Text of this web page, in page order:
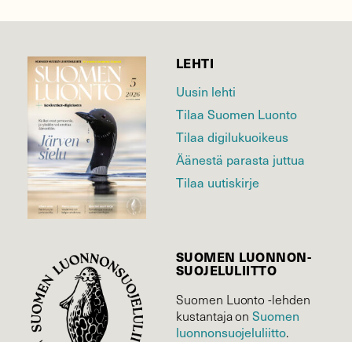
LEHTI
Uusin lehti
Tilaa Suomen Luonto
Tilaa digilukuoikeus
Äänestä parasta juttua
Tilaa uutiskirje
SUOMEN LUONNON­
SUOJELU­LIITTO
Suomen Luonto -lehden
kustantaja onSuomen
luonnonsuojelu­liitto.